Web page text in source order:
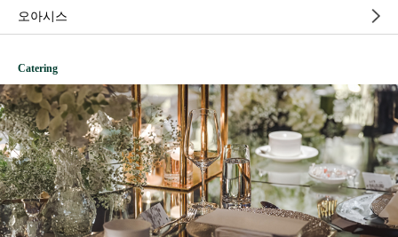
오아시스
Catering